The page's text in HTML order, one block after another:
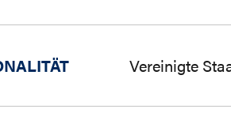
Vereinigte